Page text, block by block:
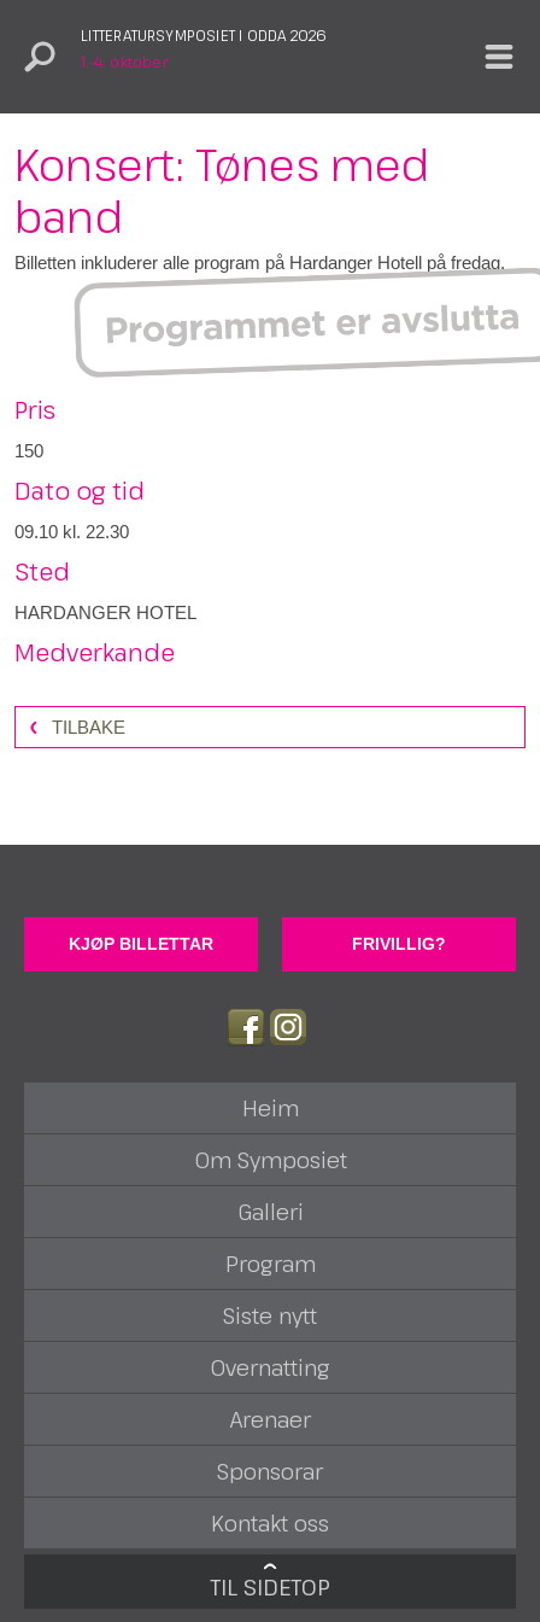
LITTERATURSYMPOSIET I ODDA 2026
1.–4. oktober
Konsert: Tønes med
band
Billetten inkluderer alle program på Hardanger Hotell på fredag.
Pris
150
Dato og tid
09.10 kl. 22.30
Sted
HARDANGER HOTEL
Medverkande
TILBAKE
KJØP BILLETTAR FRIVILLIG?
Heim
Om Symposiet
Galleri
Program
Siste nytt
Overnatting
Arenaer
Sponsorar
Kontakt oss
TIL SIDETOP